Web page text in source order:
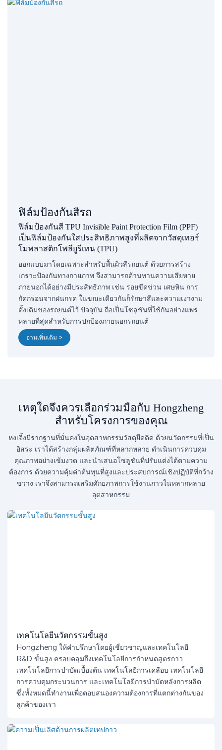
ฟิล์มป้องกันสีรถ
ฟิล์มป้องกันสี TPU Invisible Paint Protection Film (PPF)
เป็นฟิล์มป้องกันใสประสิทธิภาพสูงที่ผลิตจากวัสดุเทอร์
โมพลาสติกโพลียูรีเทน (TPU)
ออกแบบมาโดยเฉพาะสำหรับพื้นผิวสีรถยนต์ ด้วยการสร้าง
เกราะป้องกันทางกายภาพ จึงสามารถต้านทานความเสียหาย
ภายนอกได้อย่างมีประสิทธิภาพ เช่น รอยขีดข่วน เศษหิน การ
กัดกร่อนจากฝนกรด ในขณะเดียวกันก็รักษาสีและความเงางาม
ดั้งเดิมของรถยนต์ไว้ ปัจจุบัน ถือเป็นโซลูชันที่ใช้กันอย่างแพร่
หลายที่สุดสำหรับการปกป้องภายนอกรถยนต์
อ่านเพิ่มเติม >
เหตุใดจึงควรเลือกร่วมมือกับ Hongzheng
สำหรับโครงการของคุณ
หงเจิ้งมีรากฐานที่มั่นคงในอุตสาหกรรมวัสดุยึดติด ด้วยนวัตกรรมที่เป็น
อิสระ เราได้สร้างกลุ่มผลิตภัณฑ์ที่หลากหลาย ดำเนินการควบคุม
คุณภาพอย่างเข้มงวด และนำเสนอโซลูชันที่ปรับแต่งได้ตามความ
ต้องการ ด้วยความคุ้มค่าต้นทุนที่สูงและประสบการณ์เชิงปฏิบัติที่กว้าง
ขวาง เราจึงสามารถเสริมศักยภาพการใช้งานกาวในหลากหลาย
อุตสาหกรรม
เทคโนโลยีนวัตกรรมขั้นสูง
Hongzheng ให้คำปรึกษาโดยผู้เชี่ยวชาญและเทคโนโลยี
R&D ขั้นสูง ครอบคลุมถึงเทคโนโลยีการกำหนดสูตรกาว
เทคโนโลยีการบำบัดเบื้องต้น เทคโนโลยีการเคลือบ เทคโนโลยี
การควบคุมกระบวนการ และเทคโนโลยีการบำบัดหลังการผลิต
ซึ่งทั้งหมดนี้ทำงานเพื่อตอบสนองความต้องการที่แตกต่างกันของ
ลูกค้าของเรา